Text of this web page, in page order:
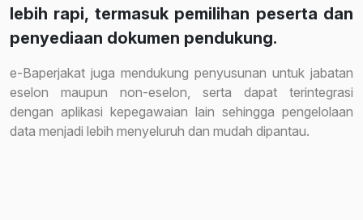
lebih rapi, termasuk pemilihan peserta dan
penyediaan dokumen pendukung.
e-Baperjakat juga mendukung penyusunan untuk jabatan
eselon maupun non-eselon, serta dapat terintegrasi
dengan aplikasi kepegawaian lain sehingga pengelolaan
data menjadi lebih menyeluruh dan mudah dipantau.